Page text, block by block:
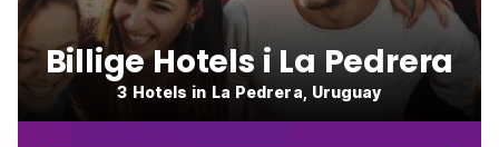
Billige Hotels i La Pedrera
3 Hotels in La Pedrera, Uruguay